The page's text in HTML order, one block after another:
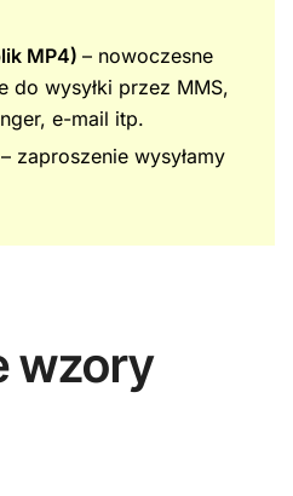
MP4) – nowoczesne
do wysyłki przez MMS,
e-mail itp.
– zaproszenie wysyłamy
wzory